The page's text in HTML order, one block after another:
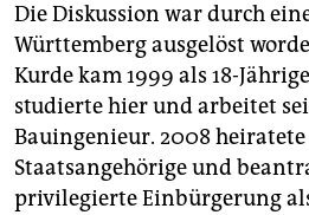
Die Diskussion war durch
Württemberg ausgelöst
Kurde kam 1999 als 18-
studierte hier und arbeitet
Bauingenieur. 2008 heiratete
Staatsangehörige und
privilegierte Einbürgerung